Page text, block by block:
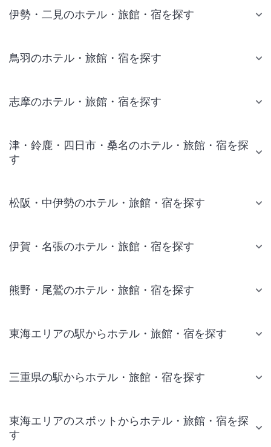
伊勢・二見のホテル・旅館・宿を探す
鳥羽のホテル・旅館・宿を探す
志摩のホテル・旅館・宿を探す
津・鈴鹿・四日市・桑名のホテル・旅館・宿を探
す
松阪・中伊勢のホテル・旅館・宿を探す
伊賀・名張のホテル・旅館・宿を探す
熊野・尾鷲のホテル・旅館・宿を探す
東海エリアの駅からホテル・旅館・宿を探す
三重県の駅からホテル・旅館・宿を探す
東海エリアのスポットからホテル・旅館・宿を探
す